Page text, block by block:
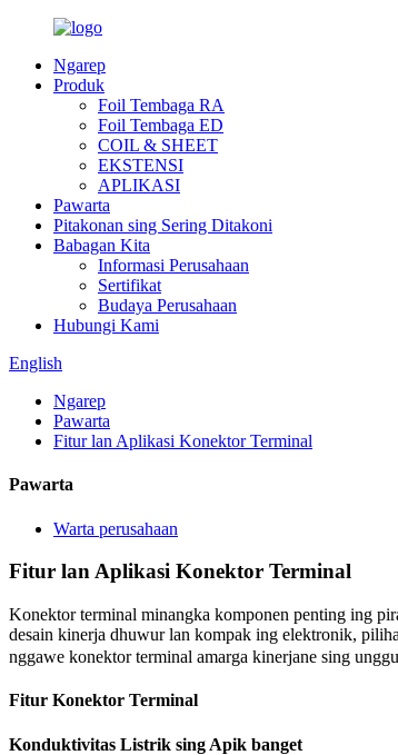
Ngarep
Produk
Foil Tembaga RA
Foil Tembaga ED
COIL & SHEET
EKSTENSI
APLIKASI
Pawarta
Pitakonan sing Sering Ditakoni
Babagan Kita
Informasi Perusahaan
Sertifikat
Budaya Perusahaan
Hubungi Kami
English
Ngarep
Pawarta
Fitur lan Aplikasi Konektor Terminal
Pawarta
Warta perusahaan
Fitur lan Aplikasi Konektor Terminal
Konektor terminal minangka komponen penting ing
desain kinerja dhuwur lan kompak ing elektronik,
nggawe konektor terminal amarga kinerjane sing
Fitur Konektor Terminal
Konduktivitas Listrik sing Apik banget